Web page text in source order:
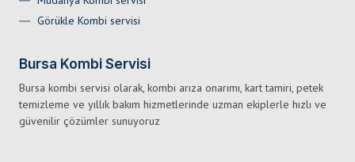
Görükle Kombi servisi
Bursa Kombi Servisi
Bursa kombi servisi olarak, kombi arıza onarımı, kart tamiri, petek
temizleme ve yıllık bakım hizmetlerinde uzman ekiplerle hızlı ve
güvenilir çözümler sunuyoruz